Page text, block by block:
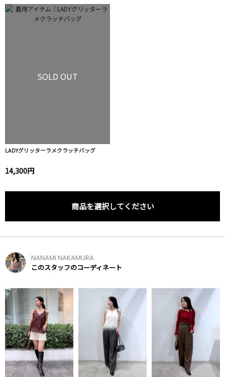
SOLD OUT
LADYグリッターラメクラッチバッグ
14,300円
商品を選択してください
NANAMI NAKAMURA
このスタッフのコーディネート